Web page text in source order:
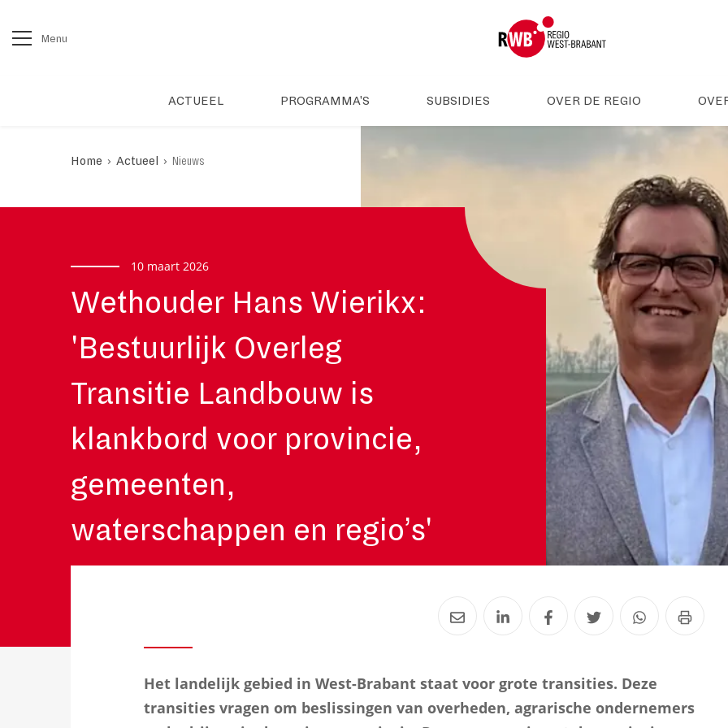
Menu
ACTUEEL PROGRAMMA'S SUBSIDIES OVER DE REGIO
Home › Actueel › Nieuws
10 maart 2026
Wethouder Hans Wierikx:
'Bestuurlijk Overleg
Transitie Landbouw is
klankbord voor provincie,
gemeenten,
waterschappen en regio’s'
Het landelijk gebied in West-Brabant staat voor grote transities. Deze
transities vragen om beslissingen van overheden, agrarische ondernemers